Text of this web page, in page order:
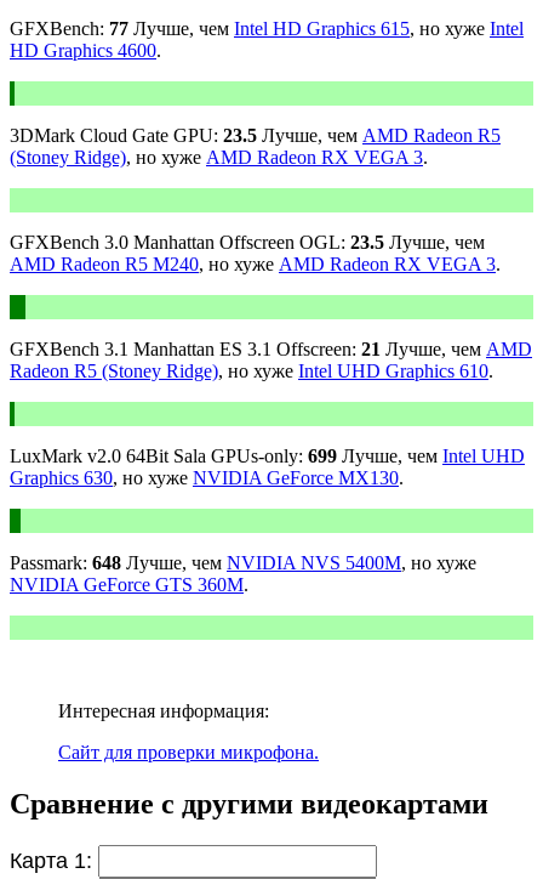
GFXBench: 77 Лучше, чем Intel HD Graphics 615, но хуже Intel
HD Graphics 4600.
3DMark Cloud Gate GPU: 23.5 Лучше, чем AMD Radeon R5
(Stoney Ridge), но хуже AMD Radeon RX VEGA 3.
GFXBench 3.0 Manhattan Offscreen OGL: 23.5 Лучше, чем
AMD Radeon R5 M240, но хуже AMD Radeon RX VEGA 3.
GFXBench 3.1 Manhattan ES 3.1 Offscreen: 21 Лучше, чем AMD
Radeon R5 (Stoney Ridge), но хуже Intel UHD Graphics 610.
LuxMark v2.0 64Bit Sala GPUs-only: 699 Лучше, чем Intel UHD
Graphics 630, но хуже NVIDIA GeForce MX130.
Passmark: 648 Лучше, чем NVIDIA NVS 5400M, но хуже
NVIDIA GeForce GTS 360M.
Интересная информация:
Сайт для проверки микрофона.
Сравнение с другими видеокартами
Карта 1: